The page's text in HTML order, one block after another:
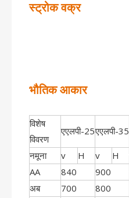
स्ट्रोक वक्र
भौतिक आकार
विशेष
विवरण
एएलपी-25एएलपी-35
नमूना v H v H
AA
840 900
अब
700 800